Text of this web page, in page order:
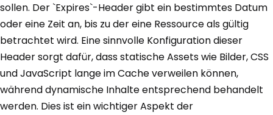
sollen. Der `Expires`-Header gibt ein bestimmtes Datum
oder eine Zeit an, bis zu der eine Ressource als gültig
betrachtet wird. Eine sinnvolle Konfiguration dieser
Header sorgt dafür, dass statische Assets wie Bilder, CSS
und JavaScript lange im Cache verweilen können,
während dynamische Inhalte entsprechend behandelt
werden. Dies ist ein wichtiger Aspekt der